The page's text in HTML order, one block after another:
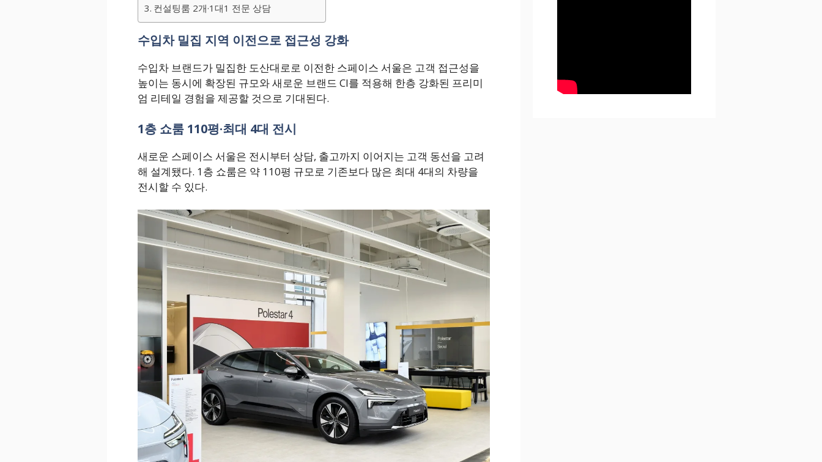
컨설팅룸 2개·1대1 전문 상담
수입차 밀집 지역 이전으로 접근성 강화
수입차 브랜드가 밀집한 도산대로로 이전한 스페이스 서울은 고객 접근성을
높이는 동시에 확장된 규모와 새로운 브랜드 CI를 적용해 한층 강화된 프리미
엄 리테일 경험을 제공할 것으로 기대된다.
1층 쇼룸 110평·최대 4대 전시
새로운 스페이스 서울은 전시부터 상담, 출고까지 이어지는 고객 동선을 고려
해 설계됐다. 1층 쇼룸은 약 110평 규모로 기존보다 많은 최대 4대의 차량을
전시할 수 있다.